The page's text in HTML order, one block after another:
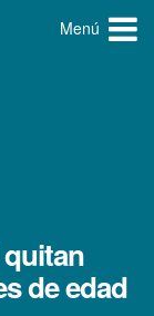
Menú
de edad